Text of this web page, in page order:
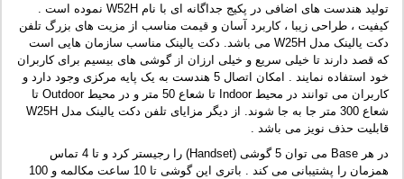
تولید هندست های اضافی در پکیج جداگانه ای با نام W52H نموده است .
کیفیت ، طراحی زیبا ، کاربرد آسان و قیمت مناسب از مزیت های بزرگ تلفن
دکت یالینک مدل W25H می باشد. دکت یالینک مناسب سازمان هایی است
که قصد دارند تا خیلی سریع و خیلی ارزان از گوشی های بیسیم برای کاربران
خود استفاده نمایند . امکان اتصال 5 هندست به یک پایه مرکزی وجود دارد و
کاربران می توانند در محیط Indoor تا شعاع 50 متر و در محیط Outdoor تا
شعاع 300 متر جا به جا شوند. از دیگر مزایای تلفن دکت یالینک مدل W25H
قابلیت حذف نویز می باشد .
در هر Base می توان 5 گوشی (Handset) را رجیستر کرد و تا 4 تماس
همزمان را پشتیبانی می کند . باتری این گوشی تا 10 ساعت مکالمه و 100